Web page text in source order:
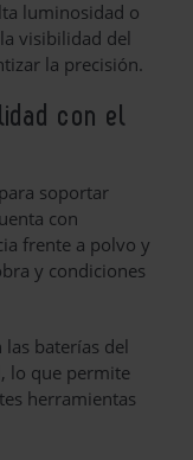
luminosidad o
visibilidad del
la precisión.
con el
soportar
con
frente a polvo y
y condiciones
baterías del
, lo que permite
herramientas